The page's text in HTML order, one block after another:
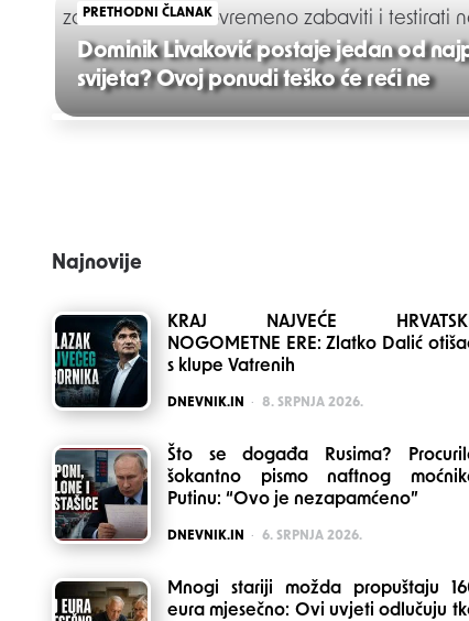
zavarati – ali i istovremeno zabaviti i testirati
Post
PRETHODNI ČLANAK
Dominik Livaković postaje jedan od
svijeta? Ovoj ponudi teško će reći ne
Najnovije
KRAJ NAJVEĆE
NOGOMETNE ERE: Zlatko Dalić
s klupe Vatrenih
POSTED
DNEVNIK.IN 8. SRPNJA 2026.
Što se događa Rusima?
šokantno pismo naftnog
Putinu: “Ovo je nezapamćeno”
POSTED
DNEVNIK.IN 6. SRPNJA 2026.
Mnogi stariji možda propuštaju
eura mjesečno: Ovi uvjeti odlučuju